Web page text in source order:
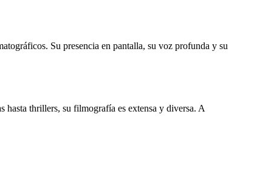
Su presencia en pantalla, su voz profunda y su
hasta thrillers, su filmografía es extensa y diversa. A